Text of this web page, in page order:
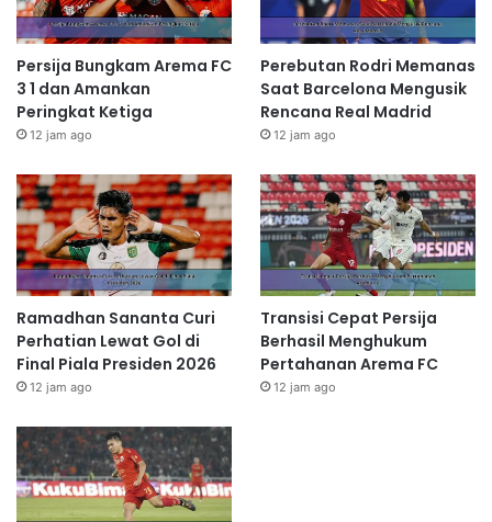
Persija Bungkam Arema FC
3 1 dan Amankan
Peringkat Ketiga
12 jam ago
Perebutan Rodri Memanas
Saat Barcelona Mengusik
Rencana Real Madrid
12 jam ago
Ramadhan Sananta Curi
Perhatian Lewat Gol di
Final Piala Presiden 2026
12 jam ago
Transisi Cepat Persija
Berhasil Menghukum
Pertahanan Arema FC
12 jam ago